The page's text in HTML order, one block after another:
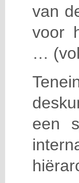
van
voor
…
een